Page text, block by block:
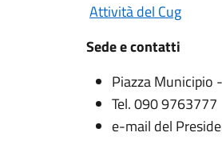
Attività del Cug
Sede e contatti
Piazza Municipio
Tel. 090 9763777
e-mail del